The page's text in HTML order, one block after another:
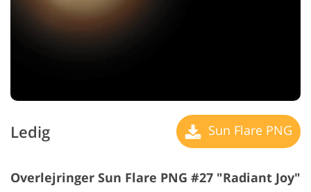
Ledig Sun Flare PNG
Overlejringer Sun Flare PNG #27 "Radiant Joy"